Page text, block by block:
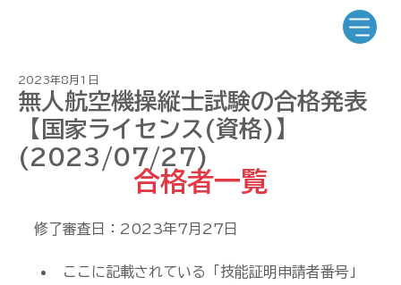
無人航空機操縦士試験の合格発表
【国家ライセンス(資格)】
(2023/07/27)
2023年8月1日
合格者一覧
修了審査日：2023年7月27日
ここに記載されている「技能証明申請者番号」